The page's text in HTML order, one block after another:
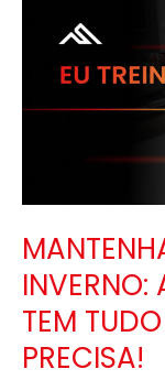
INVERNO:
TEM
PRECISA!
ATIVO
INVERNO:
DO
FITNESS
TEM
TUDO
O
QUE